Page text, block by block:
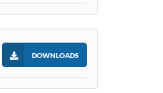
DOWNLOADS